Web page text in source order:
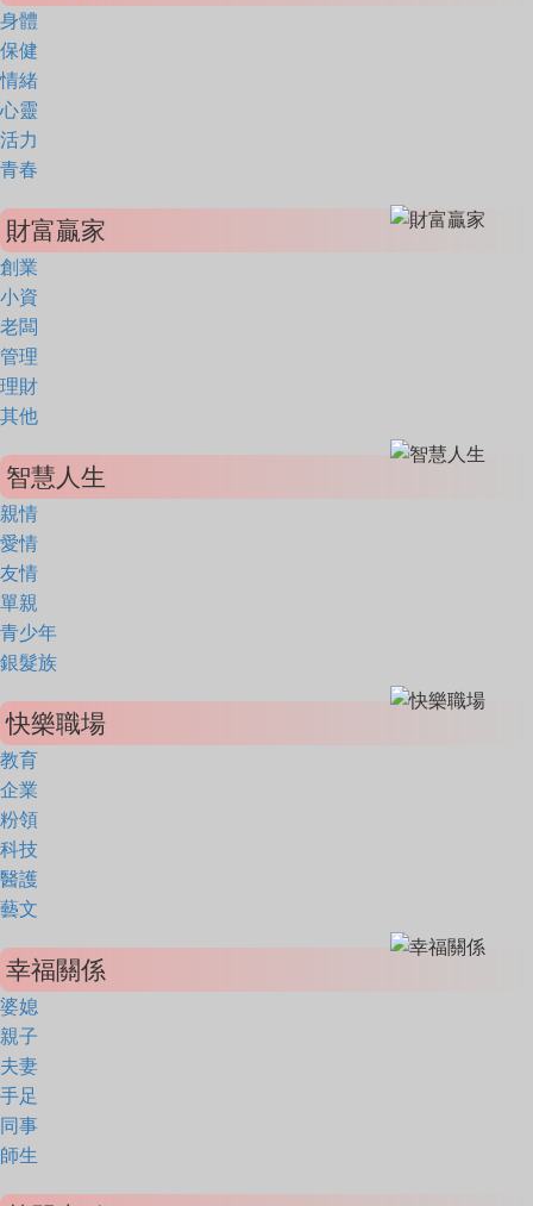
身體
保健
情緒
心靈
活力
青春
財富贏家
創業
小資
老闆
管理
理財
其他
智慧人生
親情
愛情
友情
單親
青少年
銀髮族
快樂職場
教育
企業
粉領
科技
醫護
藝文
幸福關係
婆媳
親子
夫妻
手足
同事
師生